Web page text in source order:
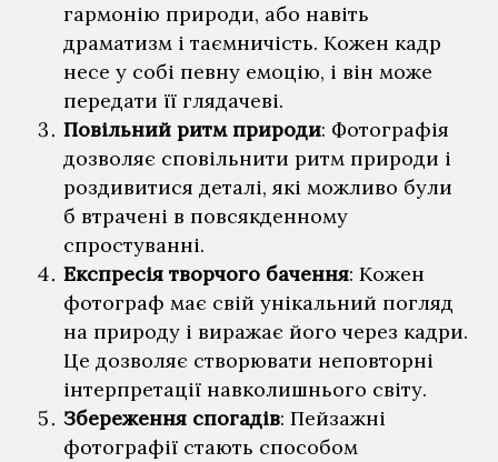
гармонію природи, або навіть
драматизм і таємничість. Кожен кадр
несе у собі певну емоцію, і він може
передати її глядачеві.
Повільний ритм природи: Фотографія
дозволяє сповільнити ритм природи і
роздивитися деталі, які можливо були
б втрачені в повсякденному
спростуванні.
Експресія творчого бачення: Кожен
фотограф має свій унікальний погляд
на природу і виражає його через кадри.
Це дозволяє створювати неповторні
інтерпретації навколишнього світу.
Збереження спогадів: Пейзажні
фотографії стають способом